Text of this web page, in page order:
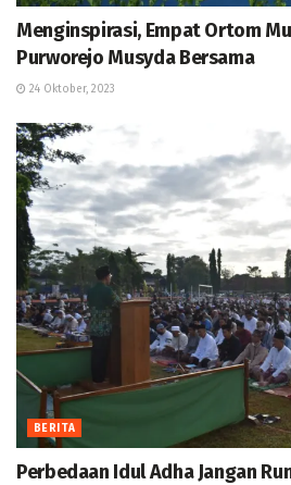
Menginspirasi, Empat Ortom
Purworejo Musyda Bersama
24 Oktober, 2023
BERITA
Perbedaan Idul Adha Jangan